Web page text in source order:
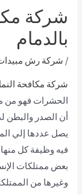
شركة
بالدمام
/ شركة رش
شركة مكافحة
الحشرات فهو من
أن الصدر والبطن
يصل عددها إلي
فيه وظيفة كل
بعض ممتلكات
وغيرها من